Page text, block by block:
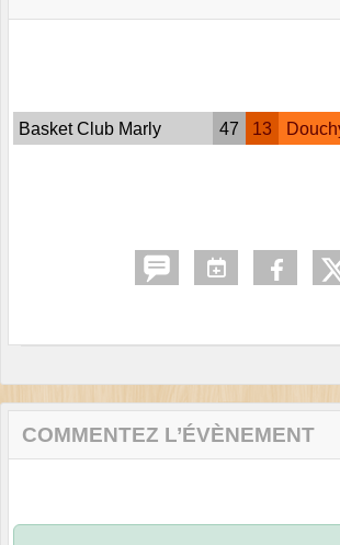
Basket Club Marly 47 13
COMMENTEZ L’ÉVÈNEMENT